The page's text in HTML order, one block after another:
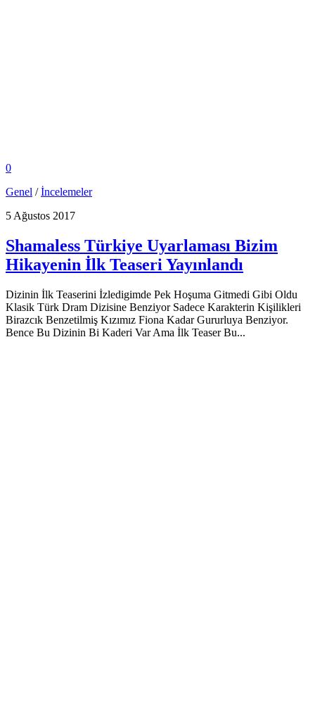
0
Genel /İncelemeler
5 Ağustos 2017
Shamaless Türkiye Uyarlaması Bizim
Hikayenin İlk Teaseri Yayınlandı
Dizinin İlk Teaserini İzledigimde Pek Hoşuma Gitmedi Gibi Oldu
Klasik Türk Dram Dizisine Benziyor Sadece Karakterin Kişilikleri
Birazcık Benzetilmiş Kızımız Fiona Kadar Gururluya Benziyor.
Bence Bu Dizinin Bi Kaderi Var Ama İlk Teaser Bu...